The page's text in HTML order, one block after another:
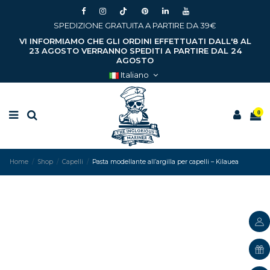
SPEDIZIONE GRATUITA A PARTIRE DA 39€
VI INFORMIAMO CHE GLI ORDINI EFFETTUATI DALL'8 AL
23 AGOSTO VERRANNO SPEDITI A PARTIRE DAL 24
AGOSTO
Italiano
0
Home Shop Capelli Pasta modellante all’argilla per capelli – Kilauea